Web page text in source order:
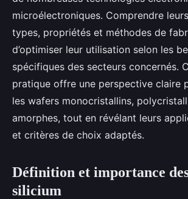
microélectroniques. Comprendre
types, propriétés et méthodes de
d’optimiser leur utilisation selon les
spécifiques des secteurs concernés.
pratique offre une perspective claire
les wafers monocristallins,
amorphes, tout en révélant leurs
et critères de choix adaptés.
Définition et importance
silicium